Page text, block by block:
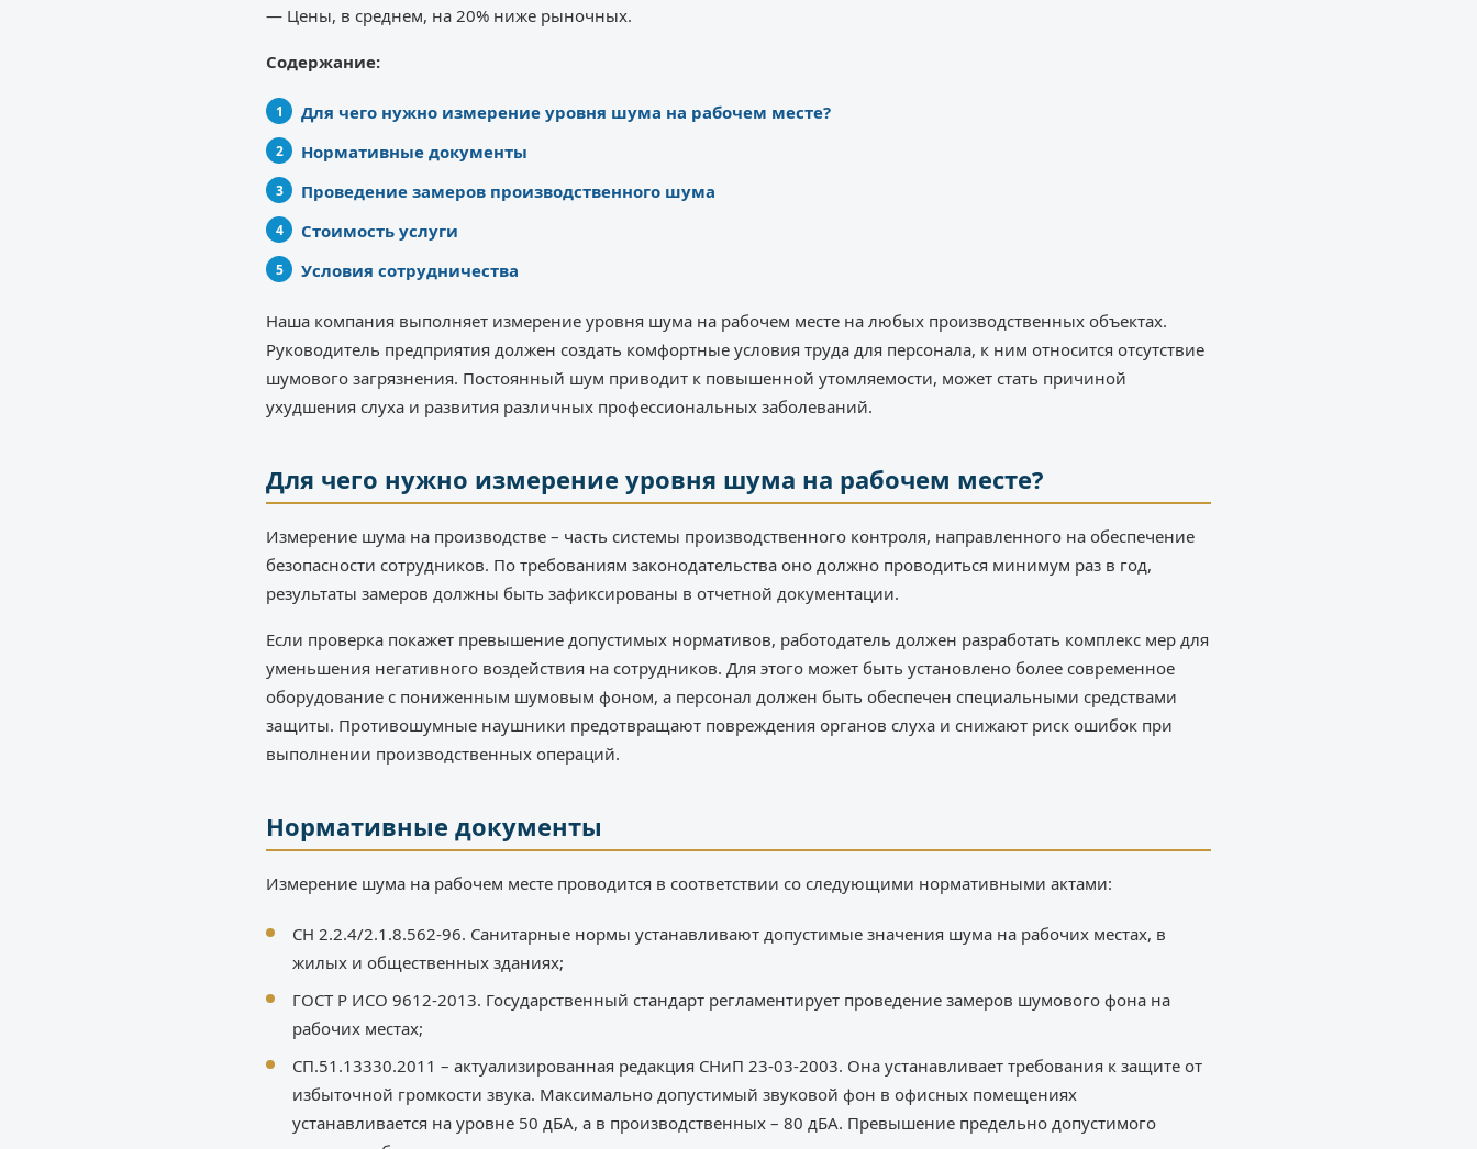
— Цены, в среднем, на 20% ниже рыночных.
Содержание:
Для чего нужно измерение уровня шума на рабочем месте?
Нормативные документы
Проведение замеров производственного шума
Стоимость услуги
Условия сотрудничества
Наша компания выполняет измерение уровня шума на рабочем месте на любых производственных объектах.
Руководитель предприятия должен создать комфортные условия труда для персонала, к ним относится отсутствие
шумового загрязнения. Постоянный шум приводит к повышенной утомляемости, может стать причиной
ухудшения слуха и развития различных профессиональных заболеваний.
Для чего нужно измерение уровня шума на рабочем месте?
Измерение шума на производстве – часть системы производственного контроля, направленного на обеспечение
безопасности сотрудников. По требованиям законодательства оно должно проводиться минимум раз в год,
результаты замеров должны быть зафиксированы в отчетной документации.
Если проверка покажет превышение допустимых нормативов, работодатель должен разработать комплекс мер для
уменьшения негативного воздействия на сотрудников. Для этого может быть установлено более современное
оборудование с пониженным шумовым фоном, а персонал должен быть обеспечен специальными средствами
защиты. Противошумные наушники предотвращают повреждения органов слуха и снижают риск ошибок при
выполнении производственных операций.
Нормативные документы
Измерение шума на рабочем месте проводится в соответствии со следующими нормативными актами:
СН 2.2.4/2.1.8.562-96. Санитарные нормы устанавливают допустимые значения шума на рабочих местах, в
жилых и общественных зданиях;
ГОСТ Р ИСО 9612-2013. Государственный стандарт регламентирует проведение замеров шумового фона на
рабочих местах;
СП.51.13330.2011 – актуализированная редакция СНиП 23-03-2003. Она устанавливает требования к защите от
избыточной громкости звука. Максимально допустимый звуковой фон в офисных помещениях
устанавливается на уровне 50 дБА, а в производственных – 80 дБА. Превышение предельно допустимого